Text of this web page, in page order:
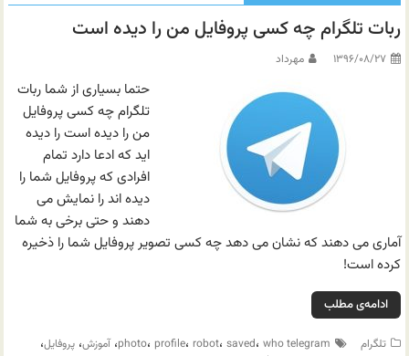
ربات تلگرام چه کسی پروفایل من را دیده است
۱۳۹۶/۰۸/۲۷ مهرداد
حتما بسیاری از شما ربات
تلگرام چه کسی پروفایل
من را دیده است را دیده
اید که ادعا دارد تمام
افرادی که پروفایل شما را
دیده اند را نمایش می
دهند و حتی برخی به شما
آماری می دهند که نشان می دهد چه کسی تصویر پروفایل شما را ذخیره
کرده است!
ادامه‌ی مطلب
تلگرام photo، profile، robot، saved، who telegram ،آموزش،پروفایل،